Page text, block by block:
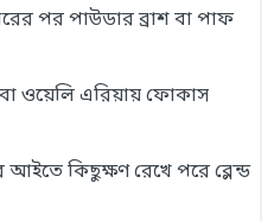
পর পাউডার ব্রাশ বা পাফ
ওয়েলি এরিয়ায় ফোকাস
কিছুক্ষণ রেখে পরে ব্লেন্ড